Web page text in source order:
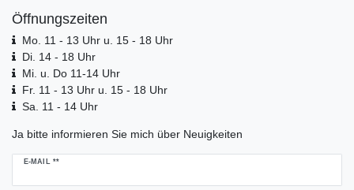
Öffnungszeiten
Mo. 11 - 13 Uhr u. 15 - 18 Uhr
Di. 14 - 18 Uhr
Mi. u. Do 11-14 Uhr
Fr. 11 - 13 Uhr u. 15 - 18 Uhr
Sa. 11 - 14 Uhr
Ja bitte informieren Sie mich über Neuigkeiten
E-MAIL **
Newsletter